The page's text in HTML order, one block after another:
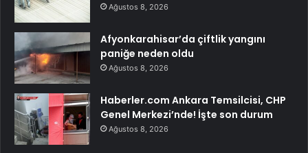
Ağustos 8, 2026
Afyonkarahisar’da çiftlik yangını
paniğe neden oldu
Ağustos 8, 2026
Haberler.com Ankara Temsilcisi, CHP
Genel Merkezi’nde! İşte son durum
Ağustos 8, 2026